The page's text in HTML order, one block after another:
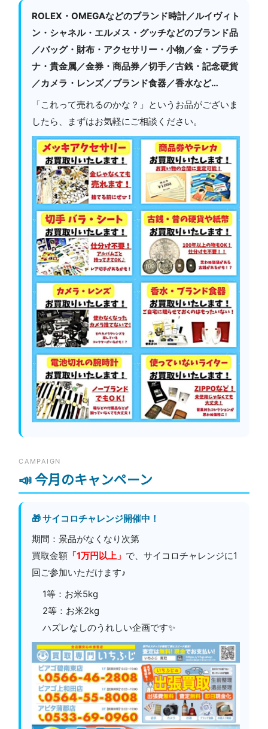
ROLEX・OMEGAなどのブランド時計／ルイヴィト
ン・シャネル・エルメス・グッチなどのブランド品
／バッグ・財布・アクセサリー・小物／金・プラチ
ナ・貴金属／金券・商品券／切手／古銭・記念硬貨
／カメラ・レンズ／ブランド食器／香水など…
「これって売れるのかな？」というお品がございま
したら、まずはお気軽にご相談ください。
CAMPAIGN
📣 今月のキャンペーン
🎁 サイコロチャレンジ開催中！
期間：景品がなくなり次第
買取金額 「1万円以上」 で、サイコロチャレンジに1
回ご参加いただけます♪
1等：お米5kg
2等：お米2kg
ハズレなしのうれしい企画です✨